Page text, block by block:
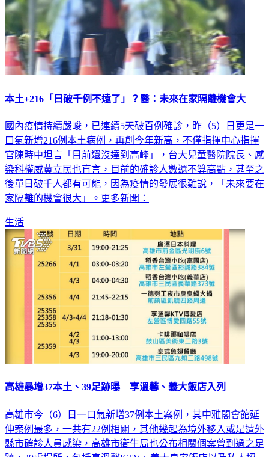
本土+216「日破千例不遠了」？醫：未來在家隔離機會大
國內疫情持續嚴峻，已連續5天破百例確診，昨（5）日更是一
口氣新增216例本土病例，再創今年新高，不僅指揮中心指揮
官陳時中坦言「目前還沒達到高峰」，台大兒童醫院院長、感
染科權威黃立民也直言，目前的確診人數還不算高點，甚至之
後單日破千人都有可能，因為疫情的發展很難說，「未來要在
家隔離的機會很大」。更多新聞：
生活
高雄暴增37本土、39足跡曝 享溫馨、義大飯店入列
高雄市今（6）日一口氣新增37例本土案例，其中雅閣會館延
伸案例最多，一共有22例相關，其他幾起為境外移入或是遭外
縣市確診人員感染，高雄市衛生局也公布相關個案曾到過之足